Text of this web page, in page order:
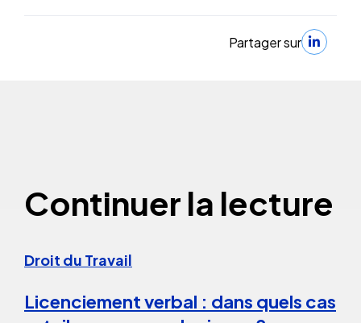
Partager sur
Continuer la lecture
Droit du Travail
Licenciement verbal : dans quels cas